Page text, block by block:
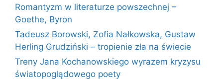
Romantyzm w literaturze powszechnej –
Goethe, Byron
Tadeusz Borowski, Zofia Nałkowska, Gustaw
Herling Grudziński – tropienie zła na świecie
Treny Jana Kochanowskiego wyrazem kryzysu
światopoglądowego poety